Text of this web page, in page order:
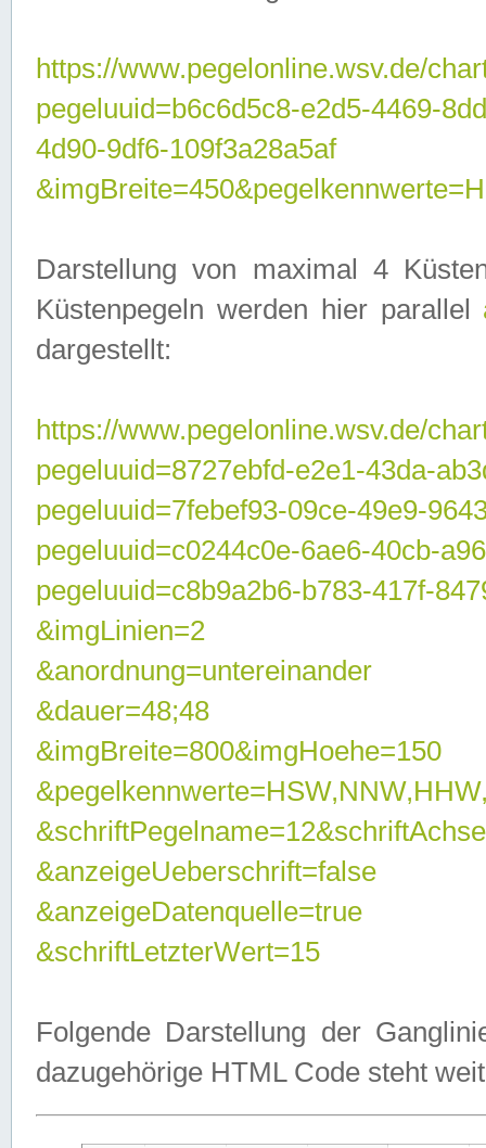
https://www.pegelonline.wsv.de/
pegeluuid=b6c6d5c8-e2d5-4469-
4d90-9df6-109f3a28a5af
Darstellung von maximal 4
Küstenpegeln werden hier parallel
dargestellt:
https://www.pegelonline.wsv.de/
pegeluuid=8727ebfd-e2e1-43da-
pegeluuid=7febef93-09ce-49e9-
pegeluuid=c0244c0e-6ae6-40cb-
pegeluuid=c8b9a2b6-b783-417f-
&imgLinien=2
&anordnung=untereinander
&dauer=48;48
&imgBreite=800&imgHoehe=150
&anzeigeUeberschrift=false
&anzeigeDatenquelle=true
&schriftLetzterWert=15
Folgende Darstellung der
dazugehörige HTML Code steht